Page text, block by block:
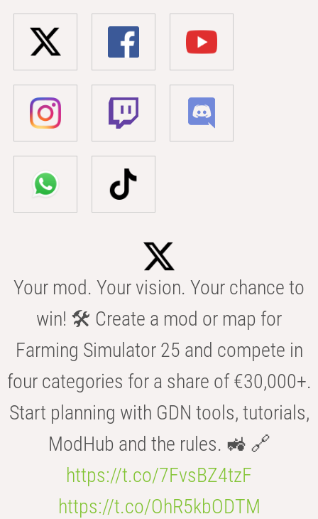
Your mod. Your vision. Your chance to
win! 🛠️ Create a mod or map for
Farming Simulator 25 and compete in
four categories for a share of €30,000+.
Start planning with GDN tools, tutorials,
ModHub and the rules. 🚜 🔗
https://t.co/7FvsBZ4tzF
https://t.co/OhR5kbODTM